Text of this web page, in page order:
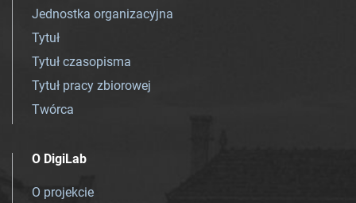
Jednostka organizacyjna
Tytuł
Tytuł czasopisma
Tytuł pracy zbiorowej
Twórca
O DigiLab
O projekcie